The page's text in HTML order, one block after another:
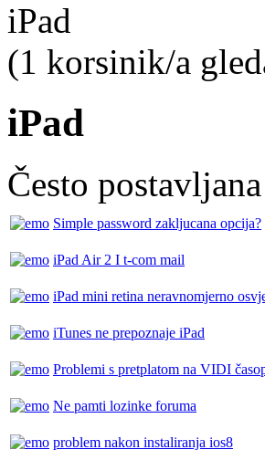
iPad
(1 korsinik/a
iPad
Često
Simple password zakljucana opcija?
iPad Air 2 I t-com mail
iPad mini retina neravnomjerno
iTunes ne prepoznaje iPad
Problemi s pretplatom na VIDI
Ne pamti lozinke foruma
problem nakon instaliranja ios8